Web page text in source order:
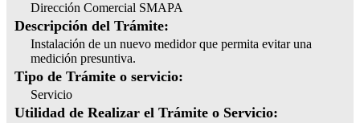
Dirección Comercial SMAPA
Descripción del Trámite:
Instalación de un nuevo medidor que permita evitar una
medición presuntiva.
Tipo de Trámite o servicio:
Servicio
Utilidad de Realizar el Trámite o Servicio: